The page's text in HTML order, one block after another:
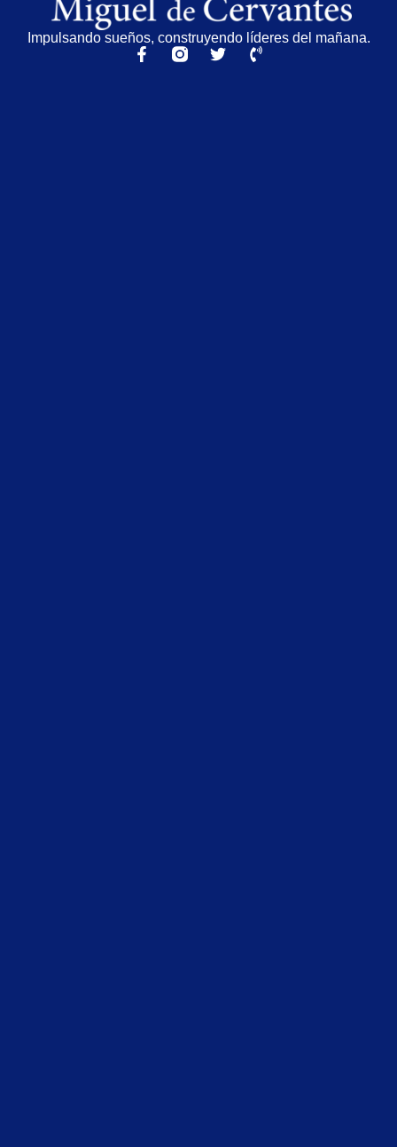
Impulsando sueños, construyendo líderes del mañana.